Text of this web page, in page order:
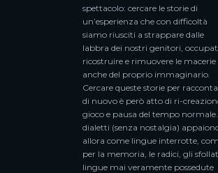
spettacolo: cercare le storie di
un’esperienza che con difficoltà
siamo riusciti a strappare dalle
labbra dei nostri genitori,
ricostruire e rimuovere le macerie
anche del proprio immaginario.
Cercare queste storie per
di nuovo è però atto di ri-
gioco e pausa del tempo
dialetti (senza nostalgia)
allora come lingue interrotte,
per la memoria, le radici, gli
lingue mai veramente possedute